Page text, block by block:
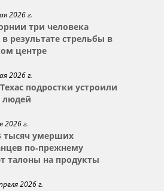
2026 г.
три человека
результате стрельбы в
центре
2026 г.
подростки устроили
людей
2026 г.
тысяч умерших
по-прежнему
талоны на продукты
2026 г.